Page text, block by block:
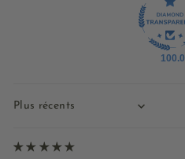
100.0
Sort by